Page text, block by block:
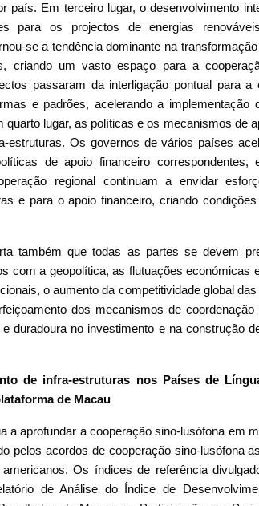
país. Em terceiro lugar, o desenvolvimento
para os projectos de energias
se a tendência dominante na
criando um vasto espaço para a
passaram da interligação pontual para
e padrões, acelerando a
quarto lugar, as políticas e os mecanismos de
estruturas. Os governos de vários países
de apoio financeiro
regional continuam a envidar
e para o apoio financeiro, criando
também que todas as partes se devem
com a geopolítica, as flutuações económicas
o aumento da competitividade global
dos mecanismos de
duradoura no investimento e na construção
de infra-estruturas nos Países de
de Macau
a aprofundar a cooperação sino-lusófona em
pelos acordos de cooperação sino-lusófona
Os índices de referência
de Análise do Índice de